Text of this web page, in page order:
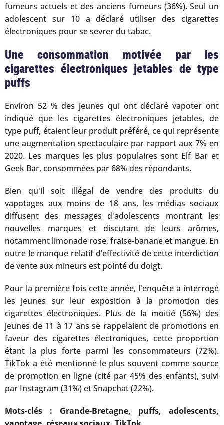
fumeurs actuels et des anciens fumeurs (36%). Seul un
adolescent sur 10 a déclaré utiliser des cigarettes
électroniques pour se sevrer du tabac.
Une consommation motivée par les
cigarettes électroniques jetables de type
puffs
Environ 52 % des jeunes qui ont déclaré vapoter ont
indiqué que les cigarettes électroniques jetables, de
type puff, étaient leur produit préféré, ce qui représente
une augmentation spectaculaire par rapport aux 7% en
2020. Les marques les plus populaires sont Elf Bar et
Geek Bar, consommées par 68% des répondants.
Bien qu'il soit illégal de vendre des produits du
vapotages aux moins de 18 ans, les médias sociaux
diffusent des messages d'adolescents montrant les
nouvelles marques et discutant de leurs arômes,
notamment limonade rose, fraise-banane et mangue. En
outre le manque relatif d’effectivité de cette interdiction
de vente aux mineurs est pointé du doigt.
Pour la première fois cette année, l'enquête a interrogé
les jeunes sur leur exposition à la promotion des
cigarettes électroniques. Plus de la moitié (56%) des
jeunes de 11 à 17 ans se rappelaient de promotions en
faveur des cigarettes électroniques, cette proportion
étant la plus forte parmi les consommateurs (72%).
TikTok a été mentionné le plus souvent comme source
de promotion en ligne (cité par 45% des enfants), suivi
par Instagram (31%) et Snapchat (22%).
Mots-clés : Grande-Bretagne, puffs, adolescents,